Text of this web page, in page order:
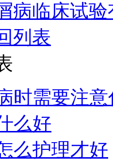
病临床试
列表
时需要注意
么好
么护理才好